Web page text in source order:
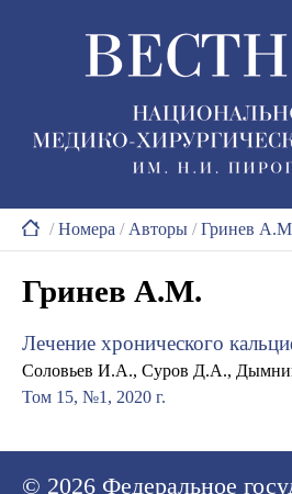
/Номера / Авторы /Гринев
Гринев А.М.
Лечение хронического
Соловьев И.А., Суров Д.А.,
Том 15, №1, 2020 г.
© 2026 Федеральное